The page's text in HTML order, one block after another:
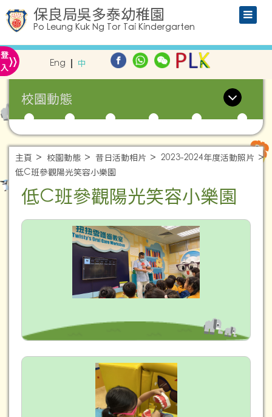
保良局吳多泰幼稚園
Po Leung Kuk Ng Tor Tai Kindergarten
登
入» Eng 中
校園動態
主頁 校園動態 昔日活動相片
2023-2024年度活動照片
低C班參觀陽光笑容小樂園
低C班參觀陽光笑容小樂園